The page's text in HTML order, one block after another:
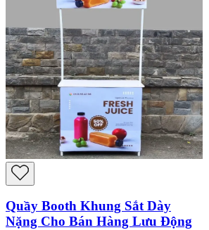
Quầy Booth Khung Sắt Dày
Nặng Cho Bán Hàng Lưu Động